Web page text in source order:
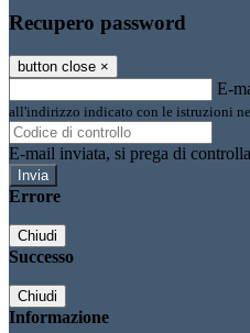
Recupero password
button close ×
E-
all'indirizzo indicato con le istruzioni
E-mail inviata, si prega di
Errore
Chiudi
Successo
Chiudi
Informazione